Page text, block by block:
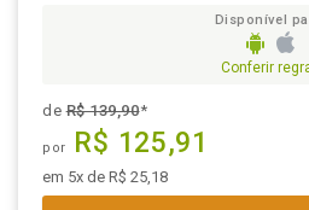
Disponível
Conferir
deR$ 139,90*
por R$ 125,91
em 5x de R$ 25,18